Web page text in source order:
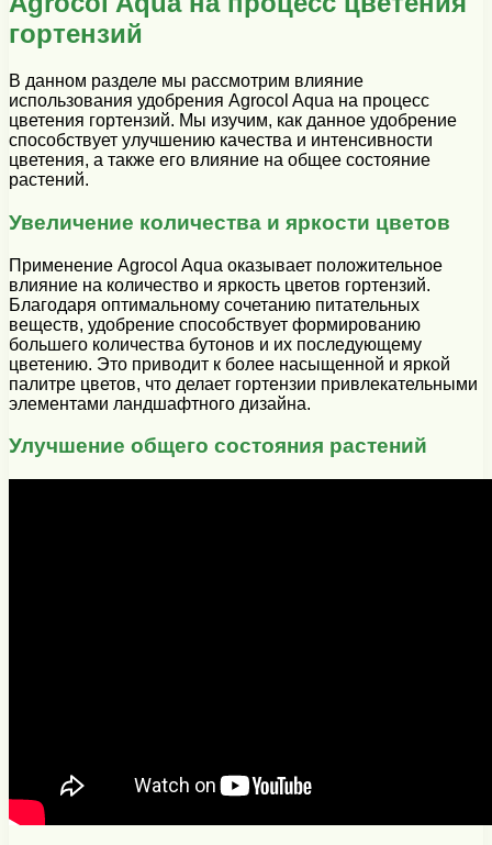
гортензий
В данном разделе мы рассмотрим влияние
использования удобрения Agrocol Aqua на процесс
цветения гортензий. Мы изучим, как данное удобрение
способствует улучшению качества и интенсивности
цветения, а также его влияние на общее состояние
растений.
Увеличение количества и яркости цветов
Применение Agrocol Aqua оказывает положительное
влияние на количество и яркость цветов гортензий.
Благодаря оптимальному сочетанию питательных
веществ, удобрение способствует формированию
большего количества бутонов и их последующему
цветению. Это приводит к более насыщенной и яркой
палитре цветов, что делает гортензии привлекательными
элементами ландшафтного дизайна.
Улучшение общего состояния растений